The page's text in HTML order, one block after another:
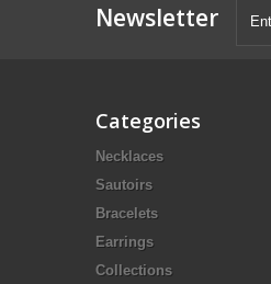
Newsletter
Categories
Necklaces
Sautoirs
Bracelets
Earrings
Collections